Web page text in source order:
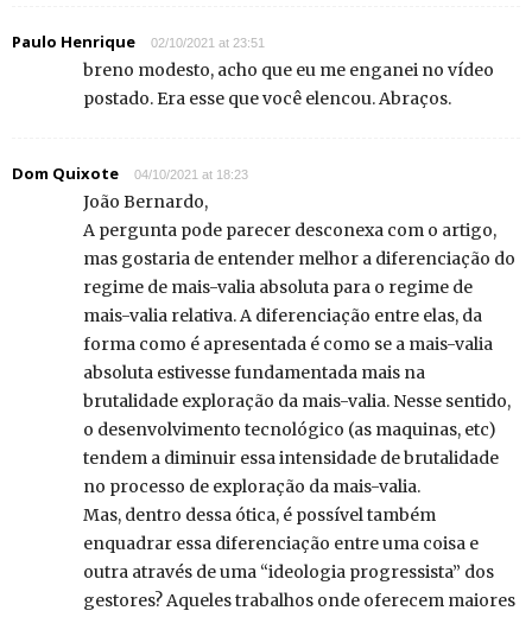
Paulo Henrique 02/10/2021 at 23:51
breno modesto, acho que eu me enganei no vídeo
postado. Era esse que você elencou. Abraços.
Dom Quixote 04/10/2021 at 18:23
João Bernardo,
A pergunta pode parecer desconexa com o artigo,
mas gostaria de entender melhor a diferenciação do
regime de mais-valia absoluta para o regime de
mais-valia relativa. A diferenciação entre elas, da
forma como é apresentada é como se a mais-valia
absoluta estivesse fundamentada mais na
brutalidade exploração da mais-valia. Nesse sentido,
o desenvolvimento tecnológico (as maquinas, etc)
tendem a diminuir essa intensidade de brutalidade
no processo de exploração da mais-valia.
Mas, dentro dessa ótica, é possível também
enquadrar essa diferenciação entre uma coisa e
outra através de uma “ideologia progressista” dos
gestores? Aqueles trabalhos onde oferecem maiores